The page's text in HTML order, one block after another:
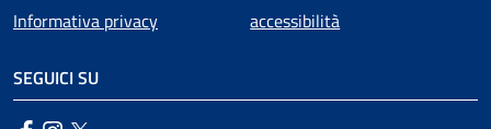
Informativa privacy
accessibilità
SEGUICI SU